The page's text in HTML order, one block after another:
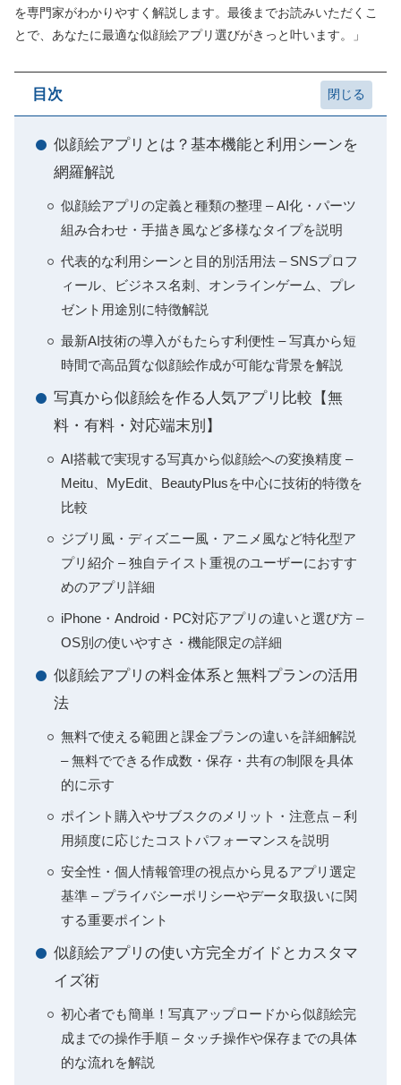
を専門家がわかりやすく解説します。最後までお読みいただくこ
とで、あなたに最適な似顔絵アプリ選びがきっと叶います。」
目次
似顔絵アプリとは？基本機能と利用シーンを
網羅解説
似顔絵アプリの定義と種類の整理 – AI化・パーツ
組み合わせ・手描き風など多様なタイプを説明
代表的な利用シーンと目的別活用法 – SNSプロフ
ィール、ビジネス名刺、オンラインゲーム、プレ
ゼント用途別に特徴解説
最新AI技術の導入がもたらす利便性 – 写真から短
時間で高品質な似顔絵作成が可能な背景を解説
写真から似顔絵を作る人気アプリ比較【無
料・有料・対応端末別】
AI搭載で実現する写真から似顔絵への変換精度 –
Meitu、MyEdit、BeautyPlusを中心に技術的特徴を
比較
ジブリ風・ディズニー風・アニメ風など特化型ア
プリ紹介 – 独自テイスト重視のユーザーにおすす
めのアプリ詳細
iPhone・Android・PC対応アプリの違いと選び方 –
OS別の使いやすさ・機能限定の詳細
似顔絵アプリの料金体系と無料プランの活用
法
無料で使える範囲と課金プランの違いを詳細解説
– 無料でできる作成数・保存・共有の制限を具体
的に示す
ポイント購入やサブスクのメリット・注意点 – 利
用頻度に応じたコストパフォーマンスを説明
安全性・個人情報管理の視点から見るアプリ選定
基準 – プライバシーポリシーやデータ取扱いに関
する重要ポイント
似顔絵アプリの使い方完全ガイドとカスタマ
イズ術
初心者でも簡単！写真アップロードから似顔絵完
成までの操作手順 – タッチ操作や保存までの具体
的な流れを解説